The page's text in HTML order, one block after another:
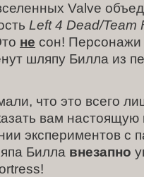
Valve
Left 4 Dead/Team
не сон! Персонажи
шляпу Билла из
что это всего
вам настоящую
экспериментов с
Билла внезапно